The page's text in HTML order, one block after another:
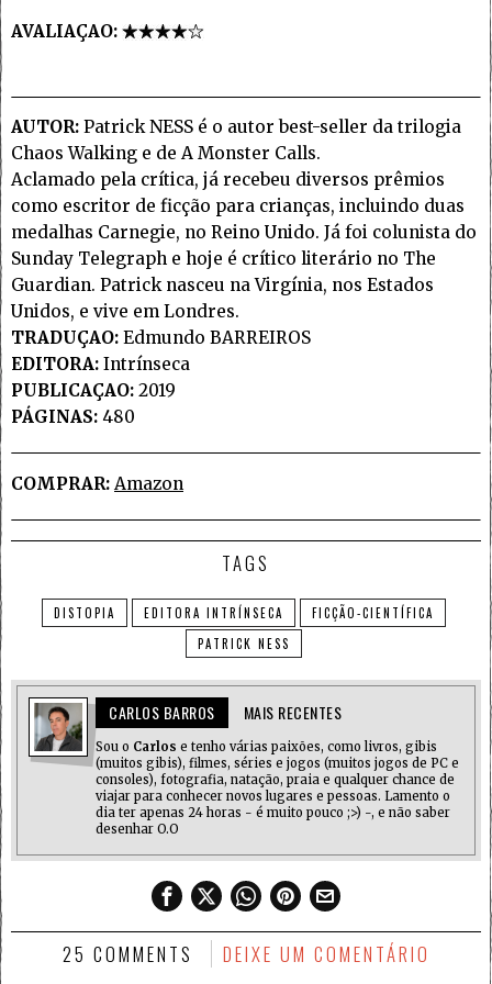
AVALIAÇAO:
AUTOR: Patrick NESS é o autor best-seller da trilogia
Chaos Walking e de A Monster Calls.
Aclamado pela crítica, já recebeu diversos prêmios
como escritor de ficção para crianças, incluindo duas
medalhas Carnegie, no Reino Unido. Já foi colunista do
Sunday Telegraph e hoje é crítico literário no The
Guardian. Patrick nasceu na Virgínia, nos Estados
Unidos, e vive em Londres.
TRADUÇAO: Edmundo BARREIROS
EDITORA: Intrínseca
PUBLICAÇAO: 2019
PÁGINAS: 480
COMPRAR: Amazon
TAGS
DISTOPIA EDITORA INTRÍNSECA
FICÇÃO-CIENTÍFICA
PATRICK NESS
CARLOS BARROS MAIS RECENTES
Sou o Carlos e tenho várias paixões, como livros, gibis
(muitos gibis), filmes, séries e jogos (muitos jogos de PC e
consoles), fotografia, natação, praia e qualquer chance de
viajar para conhecer novos lugares e pessoas. Lamento o
dia ter apenas 24 horas - é muito pouco ;>) -, e não saber
desenhar O.O
25 COMMENTS DEIXE UM COMENTÁRIO